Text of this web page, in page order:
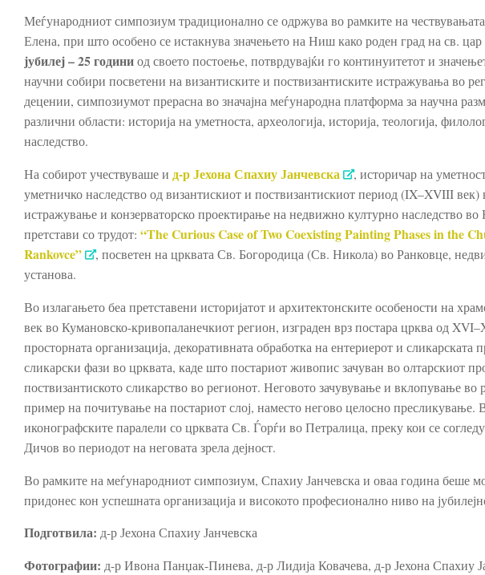
Меѓународниот симпозиум традиционално се одржува во рамките на
Елена, при што особено се истакнува значењето на Ниш како роден град на св.
јубилеј – 25 годиниод своето постоење, потврдувајќи го континуитетот и
научни собири посветени на византиските и поствизантиските истражувања во
децении, симпозиумот прерасна во значајна меѓународна платформа за научна
различни области: историја на уметноста, археологија, историја, теологија,
наследство.
На собирот учествуваше и д-р Јехона Спахиу Јанчевска
, историчар на
уметничко наследство од византискиот и поствизантискиот период (IX–XVIII
истражување и конзерваторско проектирање на недвижно културно наследство
претстави со трудот: “The Curious Case of Two Coexisting Painting Phases in the
Rankovce”
, посветен на црквата Св. Богородица (Св. Никола) во Ранковце,
установа.
Во излагањето беа претставени историјатот и архитектонските особености на
век во Кумановско-кривопаланечкиот регион, изграден врз постара црква од
просторната организација, декоративната обработка на ентериерот и
сликарски фази во црквата, каде што постариот живопис зачуван во олтарскиот
поствизантиското сликарство во регионот. Неговото зачувување и вклопување
пример на почитување на постариот слој, наместо негово целосно пресликување.
иконографските паралели со црквата Св. Ѓорѓи во Петралица, преку кои се
Дичов во периодот на неговата зрела дејност.
Во рамките на меѓународниот симпозиум, Спахиу Јанчевска и оваа година беше
придонес кон успешната организација и високото професионално ниво на
Подготвила: д-р Јехона Спахиу Јанчевска
Фотографии: д-р Ивона Панџак-Пинева, д-р Лидија Ковачева, д-р Јехона Спахиу